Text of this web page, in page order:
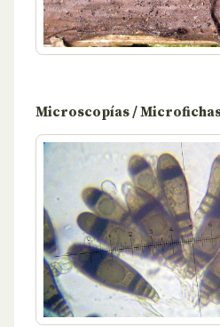
Microscopías /